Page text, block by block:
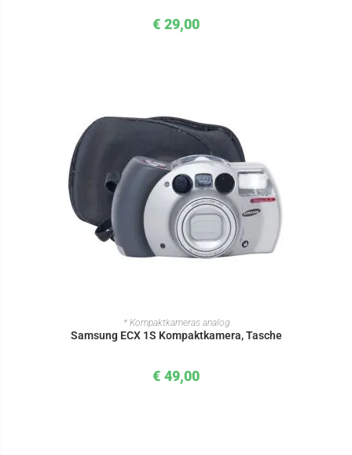
€ 29,00
IN DEN WARENKORB
* Kompaktkameras analog
Samsung ECX 1S Kompaktkamera, Tasche
€ 49,00